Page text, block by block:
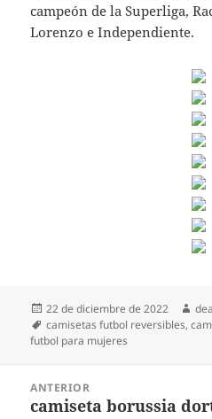
campeón de la Superliga,
Lorenzo e Independiente.
Publicado
el
22 de diciembre de 2022
Etiquetas
camisetas futbol reversibles,
futbol para mujeres
ANTERIOR
Entrada
camiseta borussia